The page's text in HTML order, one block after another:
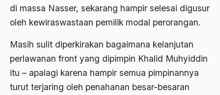
di massa Nasser, sekarang hampir selesai digusur
oleh kewiraswastaan pemilik modal perorangan.
Masih sulit diperkirakan bagaimana kelanjutan
perlawanan front yang dipimpin Khalid Muhyiddin
itu – apalagi karena hampir semua pimpinannya
turut terjaring oleh penahanan besar-besaran
Agama Inovasi
agama populer
Agama Terang
Agamawan